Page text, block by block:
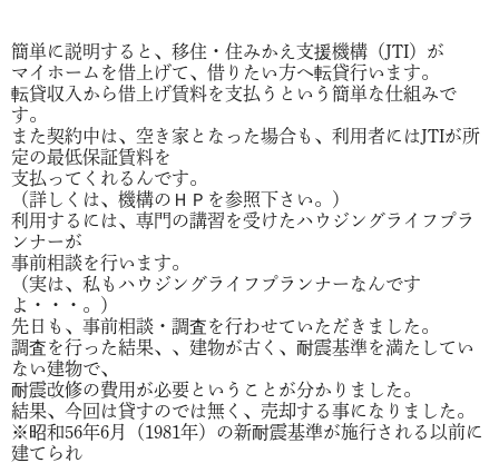
簡単に説明すると、移住・住みかえ支援機構（JTI）が
マイホームを借上げて、借りたい方へ転貸行います。
転貸収入から借上げ賃料を支払うという簡単な仕組みで
す。
また契約中は、空き家となった場合も、利用者にはJTIが所
定の最低保証賃料を
支払ってくれるんです。
（詳しくは、機構のＨＰを参照下さい。）
利用するには、専門の講習を受けたハウジングライフプラ
ンナーが
事前相談を行います。
（実は、私もハウジングライフプランナーなんです
よ・・・。）
先日も、事前相談・調査を行わせていただきました。
調査を行った結果、、建物が古く、耐震基準を満たしてい
ない建物で、
耐震改修の費用が必要ということが分かりました。
結果、今回は貸すのでは無く、売却する事になりました。
※昭和56年6月（1981年）の新耐震基準が施行される以前に
建てられ